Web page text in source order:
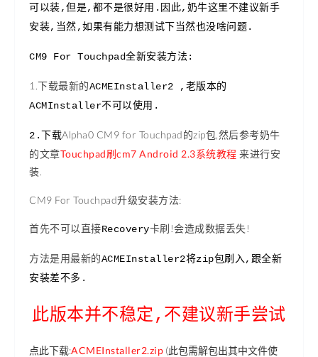
可以装,但是,都不是很好用.因此,奶牛这里不建议新手
安装,当然,如果有能力想测试下当然也没啥问题.
CM9 For Touchpad全新安装方法:
1.下载最新的ACMEInstaller2 ,老版本的
ACMInstaller不可以使用.
2.下载Alpha0 CM9 for Touchpad的zip包,然后参考奶牛
的文章Touchpad刷cm7 Android 2.3系统教程 来进行安
装.
CM9 For Touchpad升级安装方法:
首先不可以直接Recovery卡刷!会造成数据丢失!
方法是用最新的ACMEInstaller2将zip包刷入,跟全新
安装差不多.
此版本并不稳定,不建议新手尝试
点此下载:ACMEInstaller2.zip (此包需解包出其中文件使